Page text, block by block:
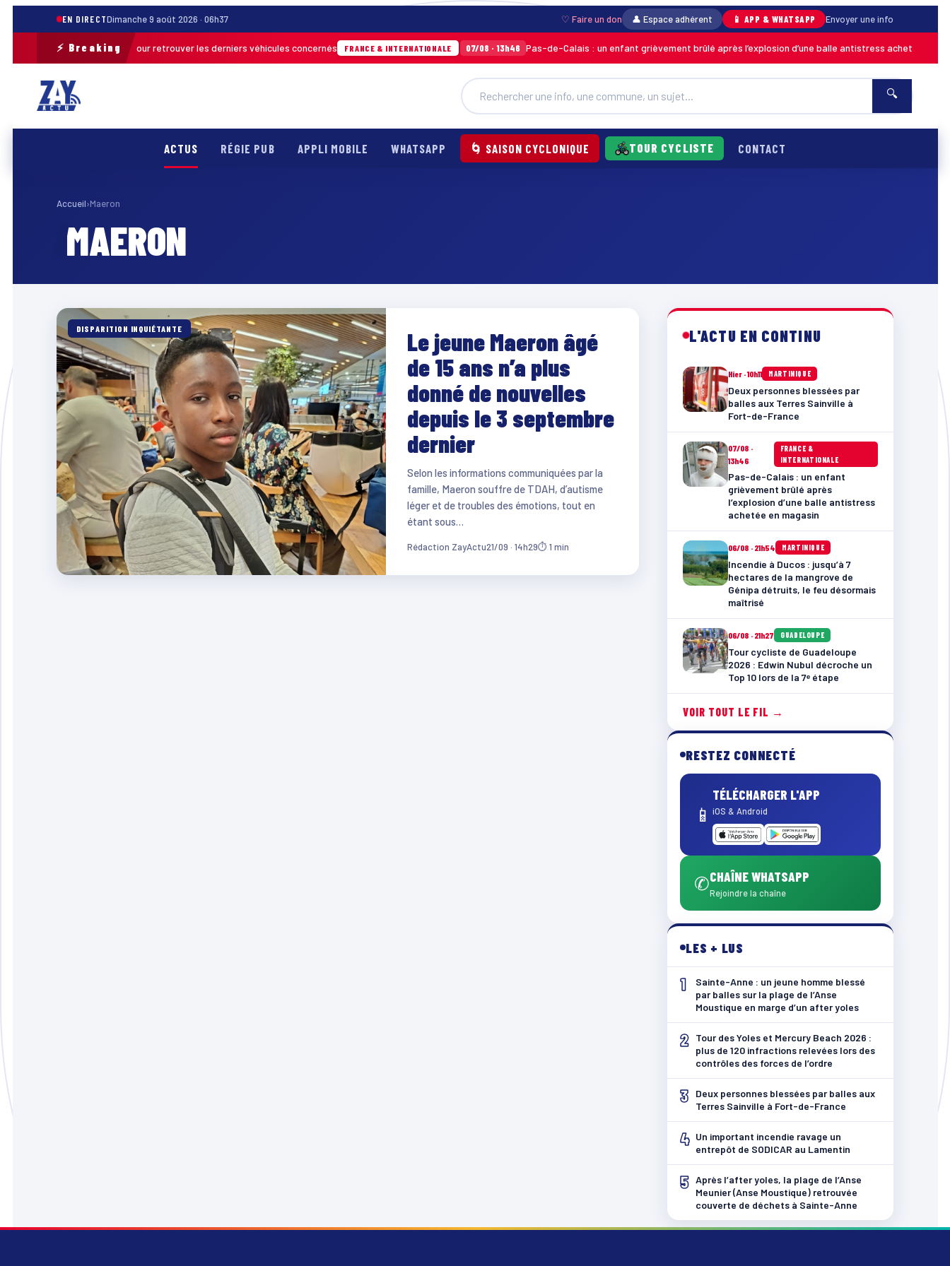
EN DIRECTDimanche 9 août 2026 · 06h37 ♡ Faire un don 👤 Espace adhérent 📱 APP & WHATSAPP Envoyer une info
⚡ Breaking
opération de terrain pour retrouver les derniers véhicules concernés FRANCE & INTERNATIONALE 07/08 · 13h46 Pas-de-Calais : un enfant grièvement brûlé après l’explosion d’une balle antistress achetée en
🔍
ACTUS RÉGIE PUB APPLI MOBILE WHATSAPP 🌀 SAISON CYCLONIQUE TOUR CYCLISTE CONTACT
Accueil›Maeron
MAERON
DISPARITION INQUIÉTANTE
Le jeune Maeron âgé
de 15 ans n’a plus
donné de nouvelles
depuis le 3 septembre
dernier
Selon les informations communiquées par la
famille, Maeron souffre de TDAH, d’autisme
léger et de troubles des émotions, tout en
étant sous…
Rédaction ZayActu21/09 · 14h29⏱ 1 min
L'ACTU EN CONTINU
Hier · 10h11 MARTINIQUE
Deux personnes blessées par
balles aux Terres Sainville à
Fort-de-France
07/08 ·
13h46
FRANCE &
INTERNATIONALE
Pas-de-Calais : un enfant
grièvement brûlé après
l’explosion d’une balle antistress
achetée en magasin
06/08 · 21h54 MARTINIQUE
Incendie à Ducos : jusqu’à 7
hectares de la mangrove de
Génipa détruits, le feu désormais
maîtrisé
06/08 · 21h27 GUADELOUPE
Tour cycliste de Guadeloupe
2026 : Edwin Nubul décroche un
Top 10 lors de la 7ᵉ étape
VOIR TOUT LE FIL →
RESTEZ CONNECTÉ
📱
TÉLÉCHARGER L'APP
iOS & Android
✆CHAÎNE WHATSAPP
Rejoindre la chaîne
LES + LUS
1
Sainte-Anne : un jeune homme blessé
par balles sur la plage de l’Anse
Moustique en marge d’un after yoles
2
Tour des Yoles et Mercury Beach 2026 :
plus de 120 infractions relevées lors des
contrôles des forces de l’ordre
3
Deux personnes blessées par balles aux
Terres Sainville à Fort-de-France
4 Un important incendie ravage un
entrepôt de SODICAR au Lamentin
5 Après l’after yoles, la plage de l’Anse
Meunier (Anse Moustique) retrouvée
couverte de déchets à Sainte-Anne